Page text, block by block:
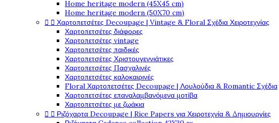
Home heritage modern (45X45 cm)
Home heritage modern (50X70 cm)
  Χαρτοπετσέτες Decoupage | Vintage & Floral Σχέδια Χειροτεχνίας
Χαρτοπετσέτες διάφορες
Χαρτοπετσέτες vintage
Χαρτοπετσέτες παιδικές
Χαρτοπετσέτες Χριστουγεννιάτικες
Χαρτοπετσέτες Πασχαλινές
Χαρτοπετσέτες καλοκαιρινές
Floral Χαρτοπετσέτες Decoupage | Λουλούδια & Romantic Σχέδια
Χαρτοπετσέτες επαναλαμβανόμενα μοτίβα
Χαρτοπετσέτες με ζωάκια
  Ριζόχαρτα Decoupage | Rice Papers για Χειροτεχνία & Δημιουργίες